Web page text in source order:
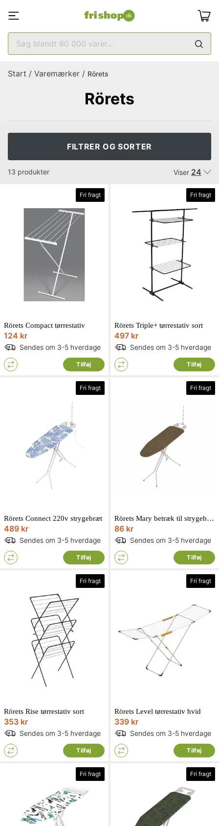
Start / Varemærker / Rörets
Rörets
FILTRER OG SORTER
13 produkter Viser 24
Fri fragt
Rörets Compact tørrestativ
124 kr
Sendes om 3-5 hverdage
Tilføj
Fri fragt
Rörets Triple+ tørrestativ sort
497 kr
Sendes om 3-5 hverdage
Tilføj
Fri fragt
Rörets Connect 220v strygebræt
489 kr
Sendes om 3-5 hverdage
Tilføj
Fri fragt
Rörets Mary betræk til strygebræt
86 kr
Sendes om 3-5 hverdage
Tilføj
Fri fragt
Rörets Rise tørrestativ sort
353 kr
Sendes om 3-5 hverdage
Tilføj
Fri fragt
Rörets Level tørrestativ hvid
339 kr
Sendes om 3-5 hverdage
Tilføj
Fri fragt Fri fragt